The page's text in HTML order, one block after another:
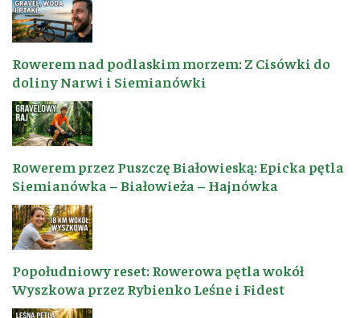
Rowerem nad podlaskim morzem: Z Cisówki do
doliny Narwi i Siemianówki
Rowerem przez Puszczę Białowieską: Epicka pętla
Siemianówka – Białowieża – Hajnówka
Popołudniowy reset: Rowerowa pętla wokół
Wyszkowa przez Rybienko Leśne i Fidest